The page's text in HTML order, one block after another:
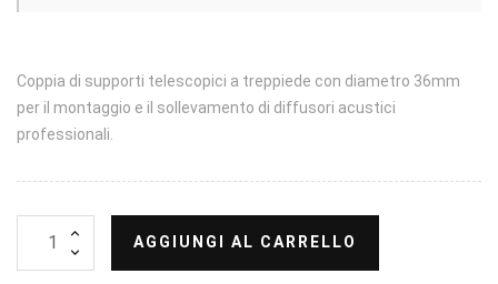
Coppia di supporti telescopici a treppiede con diametro 36mm
per il montaggio e il sollevamento di diffusori acustici
professionali.
AGGIUNGI AL CARRELLO